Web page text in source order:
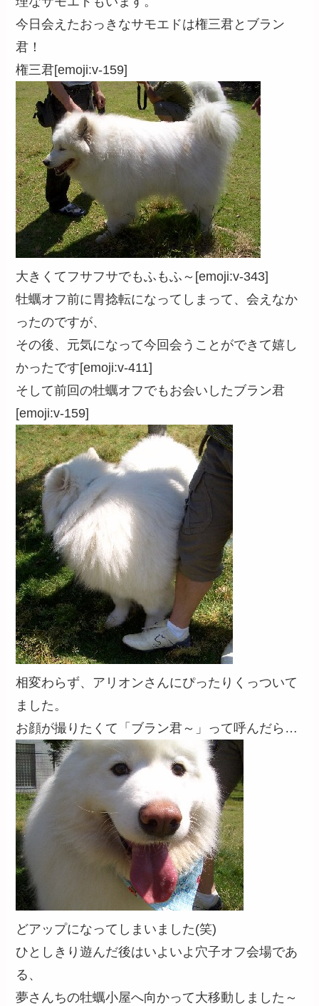
今日会えたおっきなサモエドは権三君とブラン
君！
権三君[emoji:v-159]
大きくてフサフサでもふもふ～[emoji:v-343]
牡蠣オフ前に胃捻転になってしまって、会えなか
ったのですが、
その後、元気になって今回会うことができて嬉し
かったです[emoji:v-411]
そして前回の牡蠣オフでもお会いしたブラン君
[emoji:v-159]
相変わらず、アリオンさんにぴったりくっついて
ました。
お顔が撮りたくて「ブラン君～」って呼んだら…
どアップになってしまいました(笑)
ひとしきり遊んだ後はいよいよ穴子オフ会場であ
る、
夢さんちの牡蠣小屋へ向かって大移動しました～